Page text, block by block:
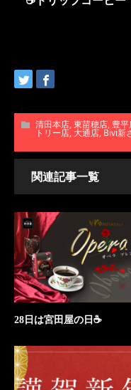
清田本店,東苗穂店, 豊
トリー店, 大通店,Bivi新
関連記事一覧
28日は宮田屋の日☕